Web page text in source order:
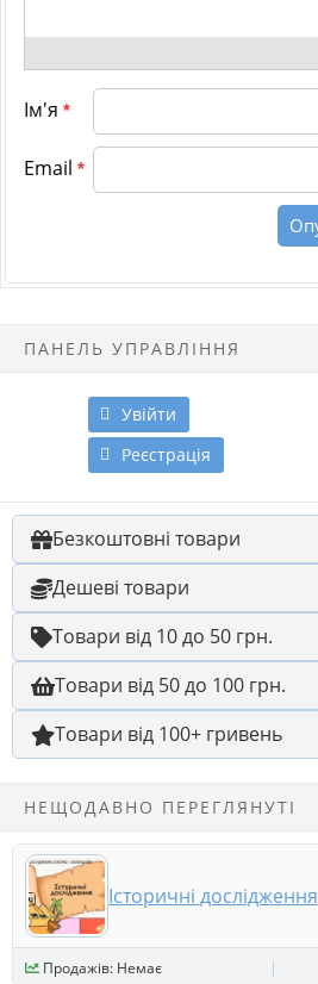
Ім'я *
Email *
ПАНЕЛЬ УПРАВЛІННЯ
Увійти
Реєстрація
Безкоштовні товари
Дешеві товари
Товари від 10 до 50 грн.
Товари від 50 до 100 грн.
Товари від 100+ гривень
НЕЩОДАВНО ПЕРЕГЛЯНУТІ
Історичні дослідження
Продажів: Немає